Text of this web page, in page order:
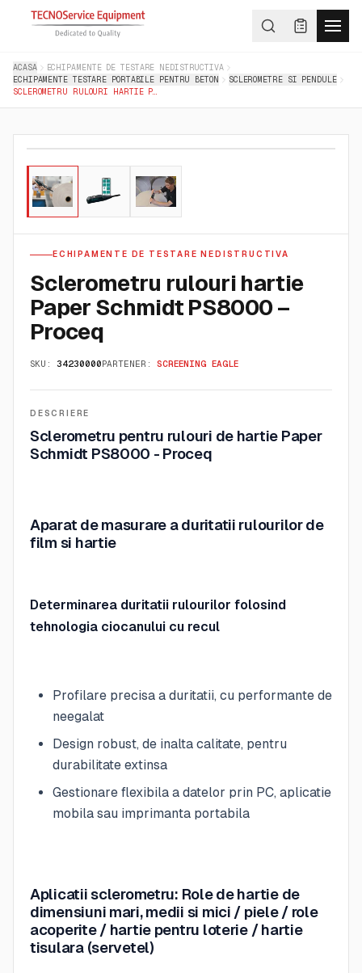
ACASA
ECHIPAMENTE DE TESTARE NEDISTRUCTIVA
ECHIPAMENTE TESTARE PORTABILE PENTRU BETON
SCLEROMETRE SI PENDULE
ECHIPAMENTE DE TESTARE NEDISTRUCTIVA
Sclerometru rulouri hartie
Paper Schmidt PS8000 –
Proceq
SKU: 34230000PARTENER: SCREENING EAGLE
DESCRIERE
Sclerometru pentru rulouri de hartie Paper
Schmidt PS8000 - Proceq
Aparat de masurare a duritatii rulourilor de
film si hartie
Determinarea duritatii rulourilor folosind
tehnologia ciocanului cu recul
Profilare precisa a duritatii, cu performante de
neegalat
Design robust, de inalta calitate, pentru
durabilitate extinsa
Gestionare flexibila a datelor prin PC, aplicatie
mobila sau imprimanta portabila
Aplicatii sclerometru: Role de hartie de
dimensiuni mari, medii si mici / piele / role
acoperite / hartie pentru loterie / hartie
tisulara (servetel)